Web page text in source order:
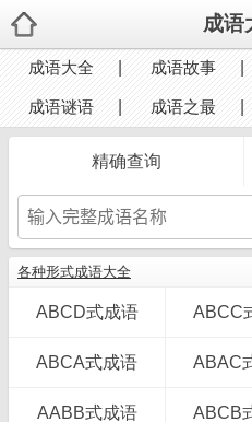
成语
成语大全 成语故事
成语谜语 成语之最
精确查询
各种形式成语大全
ABCD式成语 ABCC
ABCA式成语 ABAC
AABB式成语 ABCB